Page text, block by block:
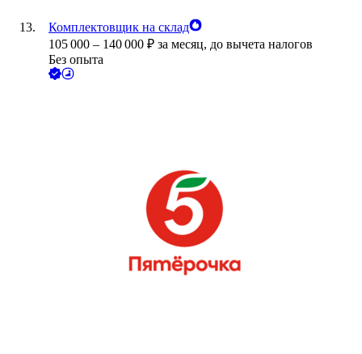
Комплектовщик на склад
105 000 – 140 000 ₽ за месяц, до вычета налогов
Без опыта